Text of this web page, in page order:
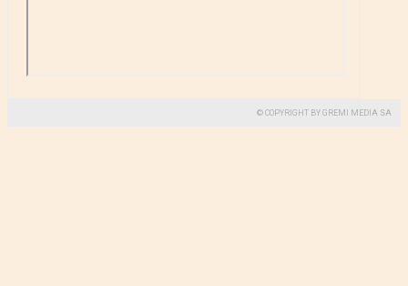
© COPYRIGHT BY GREMI MEDIA SA